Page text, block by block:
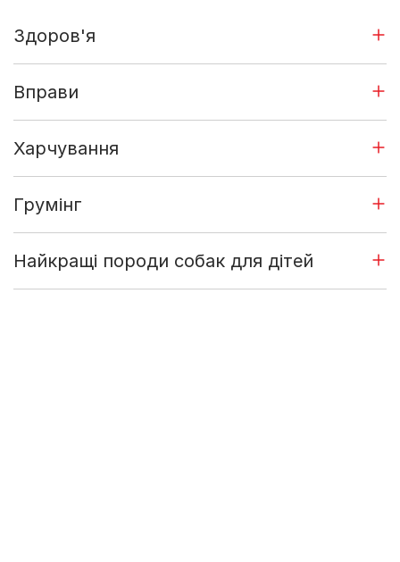
Здоров'я
Вправи
Харчування
Грумінг
Найкращі породи собак для дітей